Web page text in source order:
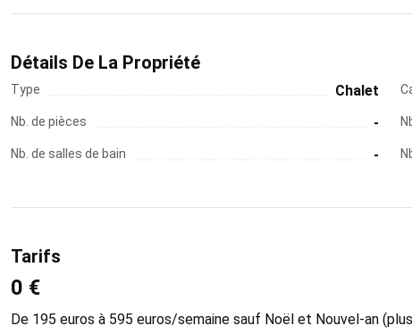
Détails De La Propriété
Type Chalet
Nb. de pièces -
Nb. de salles de bain -
Tarifs
0 €
De 195 euros à 595 euros/semaine sauf Noël et Nouvel-an